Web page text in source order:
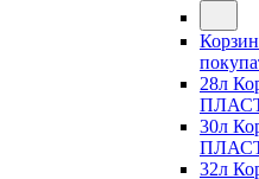
28л
30л
32л